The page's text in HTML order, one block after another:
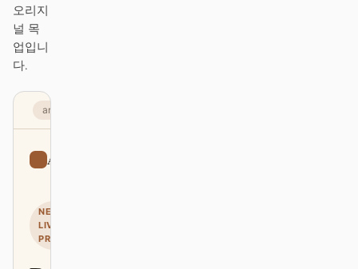
Discord
X
오리지
널 목
업입니
다.
artistic.com
Artistic
NEW ·
LIVE
PREVIEW